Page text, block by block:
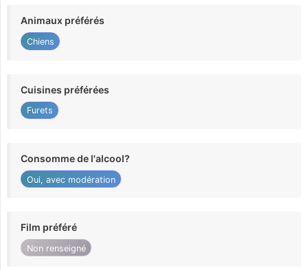
Animaux préférés
Chiens
Cuisines préférées
Furets
Consomme de l'alcool?
Oui, avec modération
Film préféré
Non renseigné